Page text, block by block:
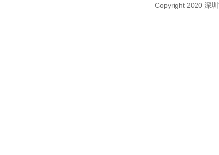
Copyright 2020 深